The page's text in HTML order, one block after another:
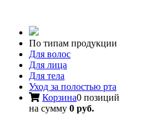
По типам продукции
Для волос
Для лица
Для тела
Уход за полостью рта
Корзина0 позиций
на сумму 0 руб.